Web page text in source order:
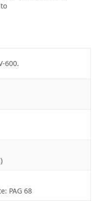
600.
PAG 68